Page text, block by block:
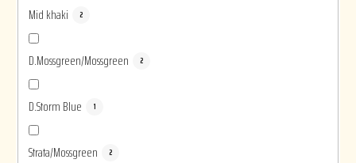
Mid khaki 2
D.Mossgreen/Mossgreen 2
D.Storm Blue 1
Strata/Mossgreen 2